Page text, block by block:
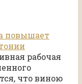
повышает
рабочая
что виною